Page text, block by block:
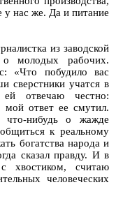
у нас же. Да и питание
из заводской
о молодых рабочих.
«Что побудило вас
сверстники учатся в
ей отвечаю честно:
мой ответ ее смутил.
нибудь о жажде
к реальному
богатства народа и
сказал правду. И в
считаю
человеческих